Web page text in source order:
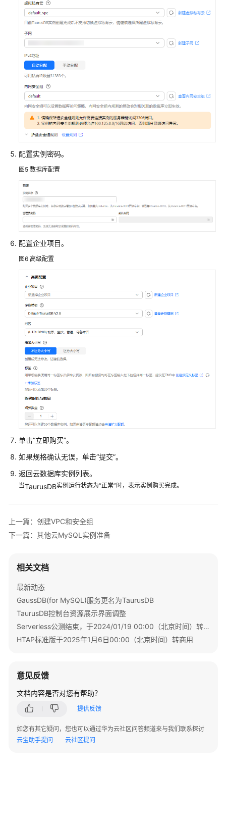
迁
移
TaurusDB
其
他
云
MySQL
迁
移
到
述
规
划
创
建
VPC
和
全
组
建
TaurusDB
实
例
他
云
实
例
上
作
TaurusDB
读
写
分
离
实
践
TaurusDB
份
恢
配置实例密码。
图5 数据库配置
配置企业项目。
图6 高级配置
单击“立即购买”。
如果规格确认无误，单击“提交”。
返回云数据库实例列表。
当TaurusDB实例运行状态为“正常”时，表示实例购买完成。
上一篇：创建VPC和安全组
下一篇：其他云MySQL实例准备
相关文档
最新动态
GaussDB(for MySQL)服务更名为TaurusDB
TaurusDB控制台资源展示界面调整
Serverless公测结束，于2024/01/19 00:00（北京时间）转商用
HTAP标准版于2025年1月6日00:00（北京时间）转商用
意见反馈
文档内容是否对您有帮助？
提供反馈
如您有其它疑问，您也可以通过华为云社区问答频道来与我们联系探讨
云宝助手提问
云社区提问